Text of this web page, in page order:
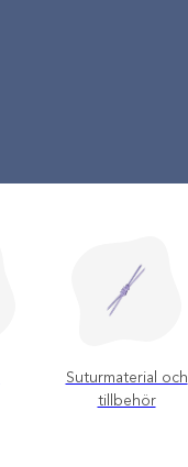
Suturmaterial och
tillbehör